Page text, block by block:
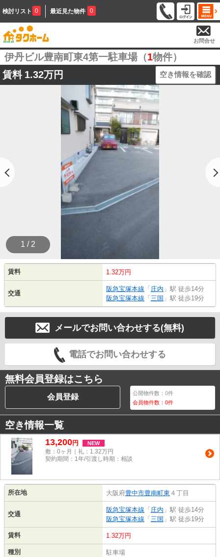
検討リスト 0 最近見た物件 0
お問合せ
伊丹ビル豊南町東4第一駐車場（1物件）
賃料 1.32万円 空き情報を確認
1 / 2
賃料 1.32万円
交通
阪急宝塚本線 「 庄内 」駅 徒歩14分
阪急宝塚本線 「 三国 」駅 徒歩19分
メールでお問い合わせする(無料)
電話でお問い合わせする
無料会員登録はこちら
会員登録 公開物件数：0件
会員物件数：0件
空き情報一覧
13,200円 NEW
敷：0ヶ月｜礼：1.32万円
契約期間：1年/引渡し時期：相談
所在地 大阪府豊中市豊南町東 ４丁目
交通
阪急宝塚本線 「 庄内 」駅 徒歩14分
阪急宝塚本線 「 三国 」駅 徒歩19分
賃料 1.32万円
種別 駐車場